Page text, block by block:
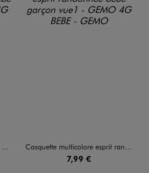
Casquette multicolore esprit randonnée bébé garçon
7,99 €